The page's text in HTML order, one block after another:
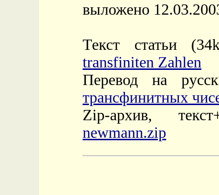
выложено
Текст статьи
transfiniten Zahlen
Перевод на
трансфинитных
Zip-архив,
newmann.zip